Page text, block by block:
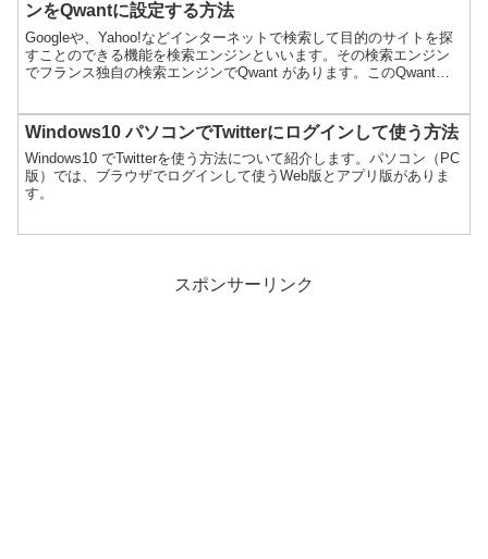
ンをQwantに設定する方法
Googleや、Yahoo!などインターネットで検索して目的のサイトを探
すことのできる機能を検索エンジンといいます。その検索エンジン
でフランス独自の検索エンジンでQwant があります。このQwantを
Windows10 パソコンでTwitterにログインして使う方法
Windows10 でTwitterを使う方法について紹介します。パソコン（PC
版）では、ブラウザでログインして使うWeb版とアプリ版がありま
す。
スポンサーリンク